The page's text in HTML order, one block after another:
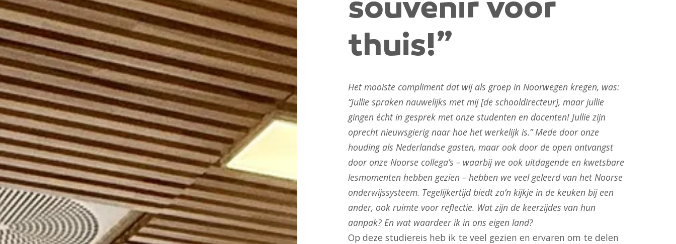
souvenir voor
thuis!”
Het mooiste compliment dat wij als groep in Noorwegen kregen, was:
“Jullie spraken nauwelijks met mij [de schooldirecteur], maar jullie
gingen écht in gesprek met onze studenten en docenten! Jullie zijn
oprecht nieuwsgierig naar hoe het werkelijk is.” Mede door onze
houding als Nederlandse gasten, maar ook door de open ontvangst
door onze Noorse collega’s – waarbij we ook uitdagende en kwetsbare
lesmomenten hebben gezien – hebben we veel geleerd van het Noorse
onderwijssysteem. Tegelijkertijd biedt zo’n kijkje in de keuken bij een
ander, ook ruimte voor reflectie. Wat zijn de keerzijdes van hun
aanpak? En wat waardeer ik in ons eigen land?
Op deze studiereis heb ik te veel gezien en ervaren om te delen